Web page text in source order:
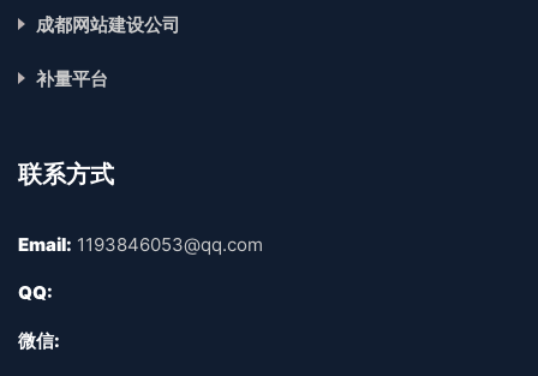
成都网站建设公司
补量平台
联系方式
Email: 1193846053@qq.com
QQ:
微信: